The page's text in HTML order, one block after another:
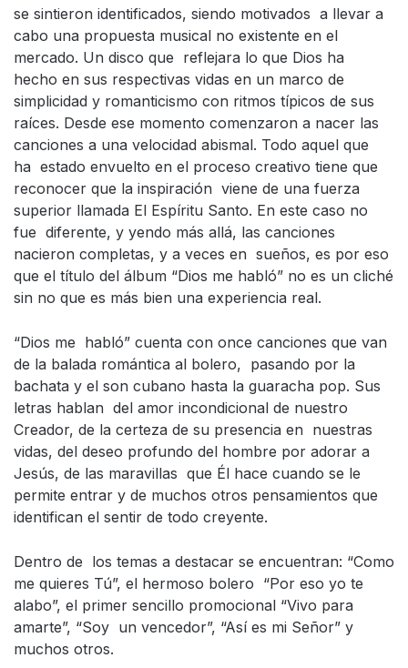
se sintieron identificados, siendo motivados a llevar a
cabo una propuesta musical no existente en el
mercado. Un disco que reflejara lo que Dios ha
hecho en sus respectivas vidas en un marco de
simplicidad y romanticismo con ritmos típicos de sus
raíces. Desde ese momento comenzaron a nacer las
canciones a una velocidad abismal. Todo aquel que
ha estado envuelto en el proceso creativo tiene que
reconocer que la inspiración viene de una fuerza
superior llamada El Espíritu Santo. En este caso no
fue diferente, y yendo más allá, las canciones
nacieron completas, y a veces en sueños, es por eso
que el título del álbum “Dios me habló” no es un cliché
sin no que es más bien una experiencia real.
“Dios me habló” cuenta con once canciones que van
de la balada romántica al bolero, pasando por la
bachata y el son cubano hasta la guaracha pop. Sus
letras hablan del amor incondicional de nuestro
Creador, de la certeza de su presencia en nuestras
vidas, del deseo profundo del hombre por adorar a
Jesús, de las maravillas que Él hace cuando se le
permite entrar y de muchos otros pensamientos que
identifican el sentir de todo creyente.
Dentro de los temas a destacar se encuentran: “Como
me quieres Tú”, el hermoso bolero “Por eso yo te
alabo”, el primer sencillo promocional “Vivo para
amarte”, “Soy un vencedor”, “Así es mi Señor” y
muchos otros.